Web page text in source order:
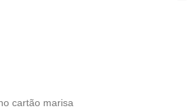
cartão marisa